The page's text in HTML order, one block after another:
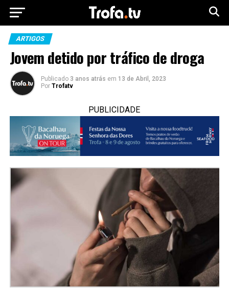
ARTIGOS
Jovem detido por tráfico de droga
Publicado 3 anos atrás em 13 de Abril, 2023
Por Trofatv
PUBLICIDADE